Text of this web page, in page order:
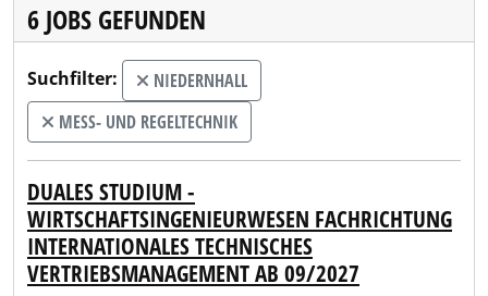
6 JOBS GEFUNDEN
Suchfilter:
NIEDERNHALL
MESS- UND REGELTECHNIK
DUALES STUDIUM -
WIRTSCHAFTSINGENIEURWESEN FACHRICHTUNG
INTERNATIONALES TECHNISCHES
VERTRIEBSMANAGEMENT AB 09/2027